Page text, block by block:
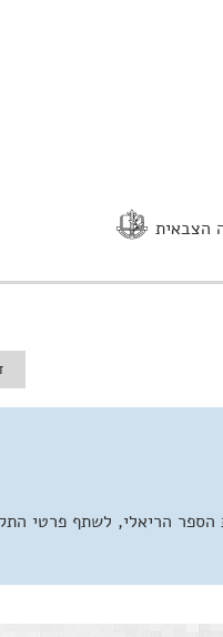
הצבאית
הריאלי, לשתף פרטי